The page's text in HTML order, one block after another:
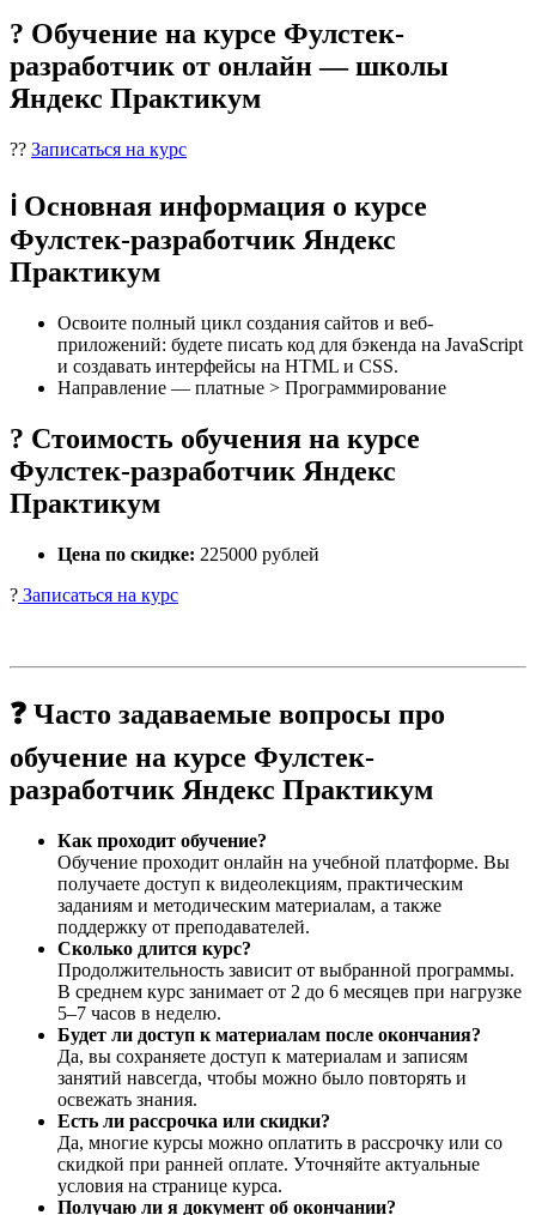
? Обучение на курсе Фулстек-
разработчик от онлайн — школы
Яндекс Практикум
?? Записаться на курс
ℹ️ Основная информация о курсе
Фулстек-разработчик Яндекс
Практикум
Освоите полный цикл создания сайтов и веб-
приложений: будете писать код для бэкенда на JavaScript
и создавать интерфейсы на HTML и CSS.
Направление — платные > Программирование
? Стоимость обучения на курсе
Фулстек-разработчик Яндекс
Практикум
Цена по скидке: 225000 рублей
? Записаться на курс
❓ Часто задаваемые вопросы про
обучение на курсе Фулстек-
разработчик Яндекс Практикум
Как проходит обучение?
Обучение проходит онлайн на учебной платформе. Вы
получаете доступ к видеолекциям, практическим
заданиям и методическим материалам, а также
поддержку от преподавателей.
Сколько длится курс?
Продолжительность зависит от выбранной программы.
В среднем курс занимает от 2 до 6 месяцев при нагрузке
5–7 часов в неделю.
Будет ли доступ к материалам после окончания?
Да, вы сохраняете доступ к материалам и записям
занятий навсегда, чтобы можно было повторять и
освежать знания.
Есть ли рассрочка или скидки?
Да, многие курсы можно оплатить в рассрочку или со
скидкой при ранней оплате. Уточняйте актуальные
условия на странице курса.
Получаю ли я документ об окончании?